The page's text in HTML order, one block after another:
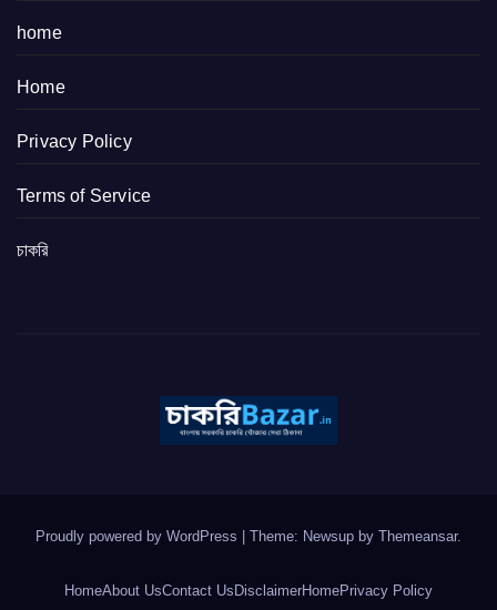
home
Home
Privacy Policy
Terms of Service
চাকরি
Proudly powered by WordPress Theme: Newsup by Themeansar.
HomeAbout UsContact UsDisclaimerHomePrivacy Policy